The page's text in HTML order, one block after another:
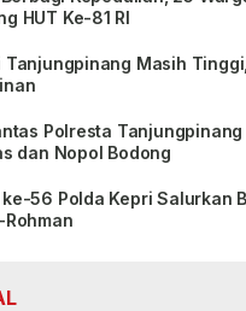
HUT Ke-81 RI
Masih
Polresta
dan Nopol Bodong
56 Polda Kepri Salurkan